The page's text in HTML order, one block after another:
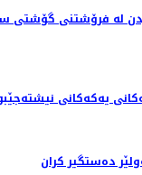
له‌ فرۆشتنی گۆشتی
یه‌كه‌كانی
دەستگیر كران